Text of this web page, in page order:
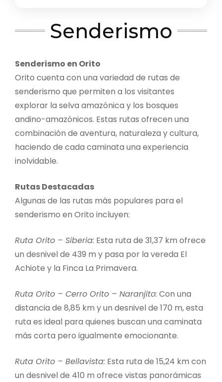
Senderismo
Senderismo en Orito
Orito cuenta con una variedad de rutas de
senderismo que permiten a los visitantes
explorar la selva amazónica y los bosques
andino-amazónicos. Estas rutas ofrecen una
combinación de aventura, naturaleza y cultura,
haciendo de cada caminata una experiencia
inolvidable.
Rutas Destacadas
Algunas de las rutas más populares para el
senderismo en Orito incluyen:
Ruta Orito – Siberia: Esta ruta de 31,37 km ofrece
un desnivel de 439 m y pasa por la vereda El
Achiote y la Finca La Primavera.
Ruta Orito – Cerro Orito – Naranjito: Con una
distancia de 8,85 km y un desnivel de 170 m, esta
ruta es ideal para quienes buscan una caminata
más corta pero igualmente emocionante.
Ruta Orito – Bellavista: Esta ruta de 15,24 km con
un desnivel de 410 m ofrece vistas panorámicas